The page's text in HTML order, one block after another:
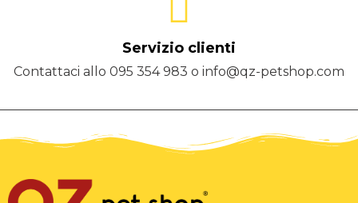
Servizio clienti
Contattaci allo 095 354 983 o info@qz-petshop.com